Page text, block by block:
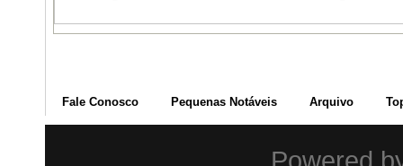
Fale Conosco Pequenas Notáveis Arquivo